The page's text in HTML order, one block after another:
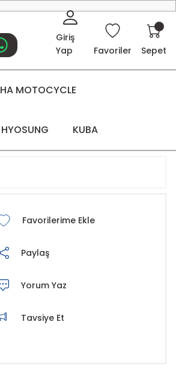
Giriş
Yap
Favoriler Sepet
MOTOCYCLE
HYOSUNG KUBA
Paylaş
Yorum Yaz
Tavsiye Et